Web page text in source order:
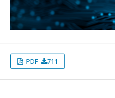
PDF 711